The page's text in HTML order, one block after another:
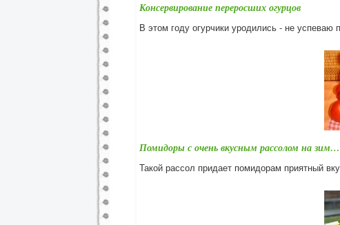
Консервирование переросших огурцов
В этом году огурчики уродились - не успеваю
Помидоры с очень вкусным рассолом на зим…
Такой рассол придает помидорам приятный